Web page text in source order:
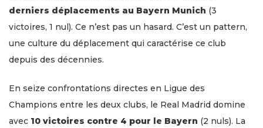
derniers déplacements au Bayern Munich (3
victoires, 1 nul). Ce n’est pas un hasard. C’est un pattern,
une culture du déplacement qui caractérise ce club
depuis des décennies.
En seize confrontations directes en Ligue des
Champions entre les deux clubs, le Real Madrid domine
avec 10 victoires contre 4 pour le Bayern (2 nuls). La